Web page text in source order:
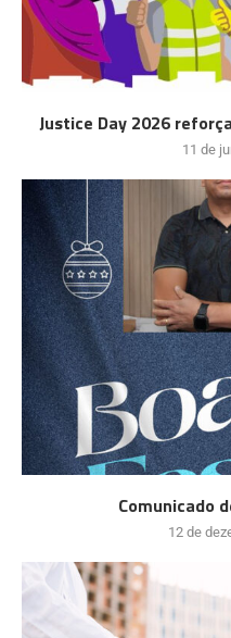
Justice Day 2026
11 de
Comunicado
12 de